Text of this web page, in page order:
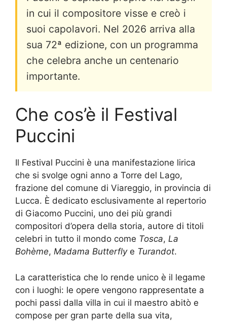
in cui il compositore visse e creò i
suoi capolavori. Nel 2026 arriva alla
sua 72ª edizione, con un programma
che celebra anche un centenario
importante.
Che cos’è il Festival
Puccini
Il Festival Puccini è una manifestazione lirica
che si svolge ogni anno a Torre del Lago,
frazione del comune di Viareggio, in provincia di
Lucca. È dedicato esclusivamente al repertorio
di Giacomo Puccini, uno dei più grandi
compositori d’opera della storia, autore di titoli
celebri in tutto il mondo come Tosca, La
Bohème, Madama Butterflye Turandot.
La caratteristica che lo rende unico è il legame
con i luoghi: le opere vengono rappresentate a
pochi passi dalla villa in cui il maestro abitò e
compose per gran parte della sua vita,